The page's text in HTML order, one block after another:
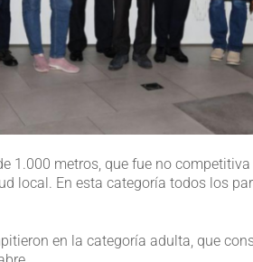
1.000 metros, que fue no
local. En esta categoría todos los
en la categoría adulta, que